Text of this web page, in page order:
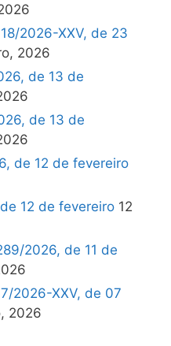
2026-XXV, de 23
2026
de 13 de
de 13 de
de 12 de fevereiro
12 de fevereiro 12
2026, de 11 de
2026-XXV, de 07
2026